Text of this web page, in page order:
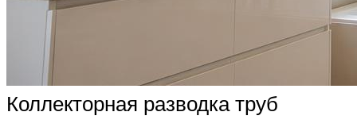
Коллекторная разводка труб